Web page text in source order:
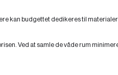
kan budgettet dedikeres til
Ved at samle de våde rum